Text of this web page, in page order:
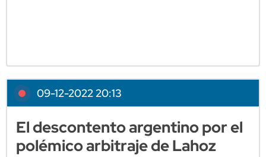
09-12-2022 20:13
El descontento argentino por el
polémico arbitraje de Lahoz